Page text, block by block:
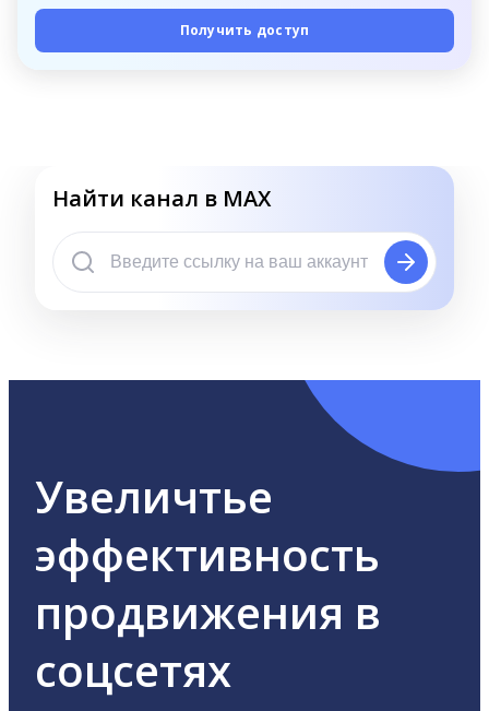
Получить доступ
Найти канал в MAX
Увеличтье
эффективность
продвижения в
соцсетях